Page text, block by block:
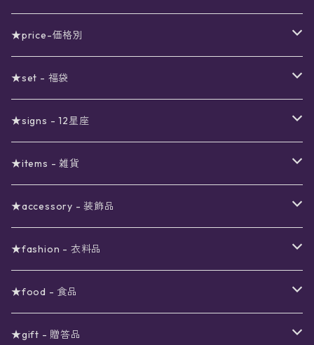
★price-価格別
セール
真夜中のSALE
予約限定SALE
〜1000円
〜2000円
〜3000円
〜4000円
〜5000円
〜6000円
★set - 福袋
12星座福袋
星の市福袋
★signs - 12星座
12星座ギフトセット
★items - 雑貨
ステーショナリー
ギフトボックス
ノート
メイクアップ
ネイルカラー
アロマスプレー
ポーチ
夜空の星月
扇子(うちわ)
★accessory - 装飾品
ピアス
星
月
イヤリング
星
ネックレス
★fashion - 衣料品
ワンピース
スター
トップス
★food - 食品
珈琲
★gift - 贈答品